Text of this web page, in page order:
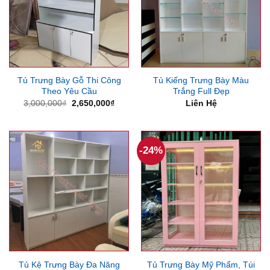
Tủ Trưng Bày Gỗ Thi Công
Theo Yêu Cầu
3,000,000₫ Giá
2,650,000₫Giá
2,650,000₫.
Tủ Kiếng Trưng Bày Màu
Trắng Full Đẹp
Liên Hệ
Tủ Kệ Trưng Bày Đa Năng
-24%
Tủ Trưng Bày Mỹ Phẩm, Túi